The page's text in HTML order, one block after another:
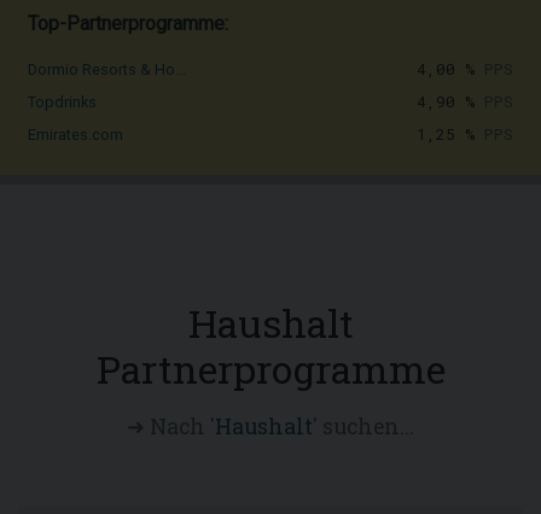
Top-Partnerprogramme:
Dormio Resorts & Ho... 4,00 %
Topdrinks 4,90 %
Emirates.com 1,25 %
Haushalt
Partnerprogramme
Haushalt